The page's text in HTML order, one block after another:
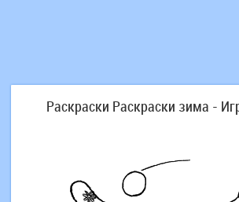
Раскраски Раскраски зима -